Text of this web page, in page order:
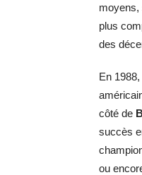
moyens,
plus
des
En 1988,
côté de
succès
ou